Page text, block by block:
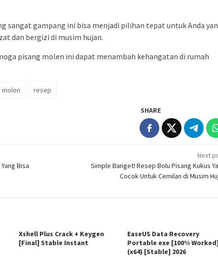
sangat gampang ini bisa menjadi pilihan tepat untuk Anda
dan bergizi di musim hujan.
pisang molen ini dapat menambah kehangatan di rumah
molen resep
SHARE
Bisa
Next
Simple Banget! Resep Bolu Pisang Kukus
Cocok Untuk Cemilan di Musim
Xshell Plus Crack + Keygen
[Final] Stable Instant
EaseUS Data Recovery
Portable exe [100% Worked]
(x64) [Stable] 2026